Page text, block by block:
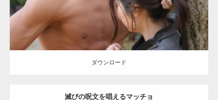
ダウンロード
滅びの呪文を唱えるマッチョ